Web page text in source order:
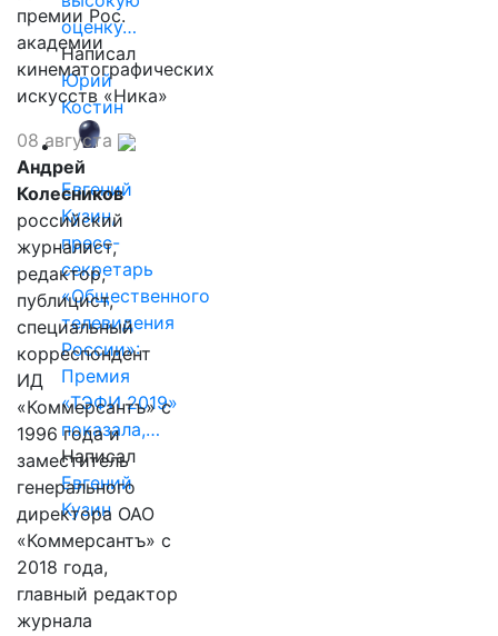
оценку…
Написал
Юрий
Костин
Евгений
Кузин,
пресс-
секретарь
«Общественного
телевидения
России»:
Премия
«ТЭФИ 2019»
показала,…
Написал
Евгений
Кузин
премии Рос.
академии
кинематографических
искусств «Ника»
08 августа
Андрей
Колесников
российский
журналист,
редактор,
публицист,
специальный
корреспондент
ИД
«Коммерсантъ» с
1996 года и
заместитель
генерального
директора ОАО
«Коммерсантъ» с
2018 года,
главный редактор
журнала